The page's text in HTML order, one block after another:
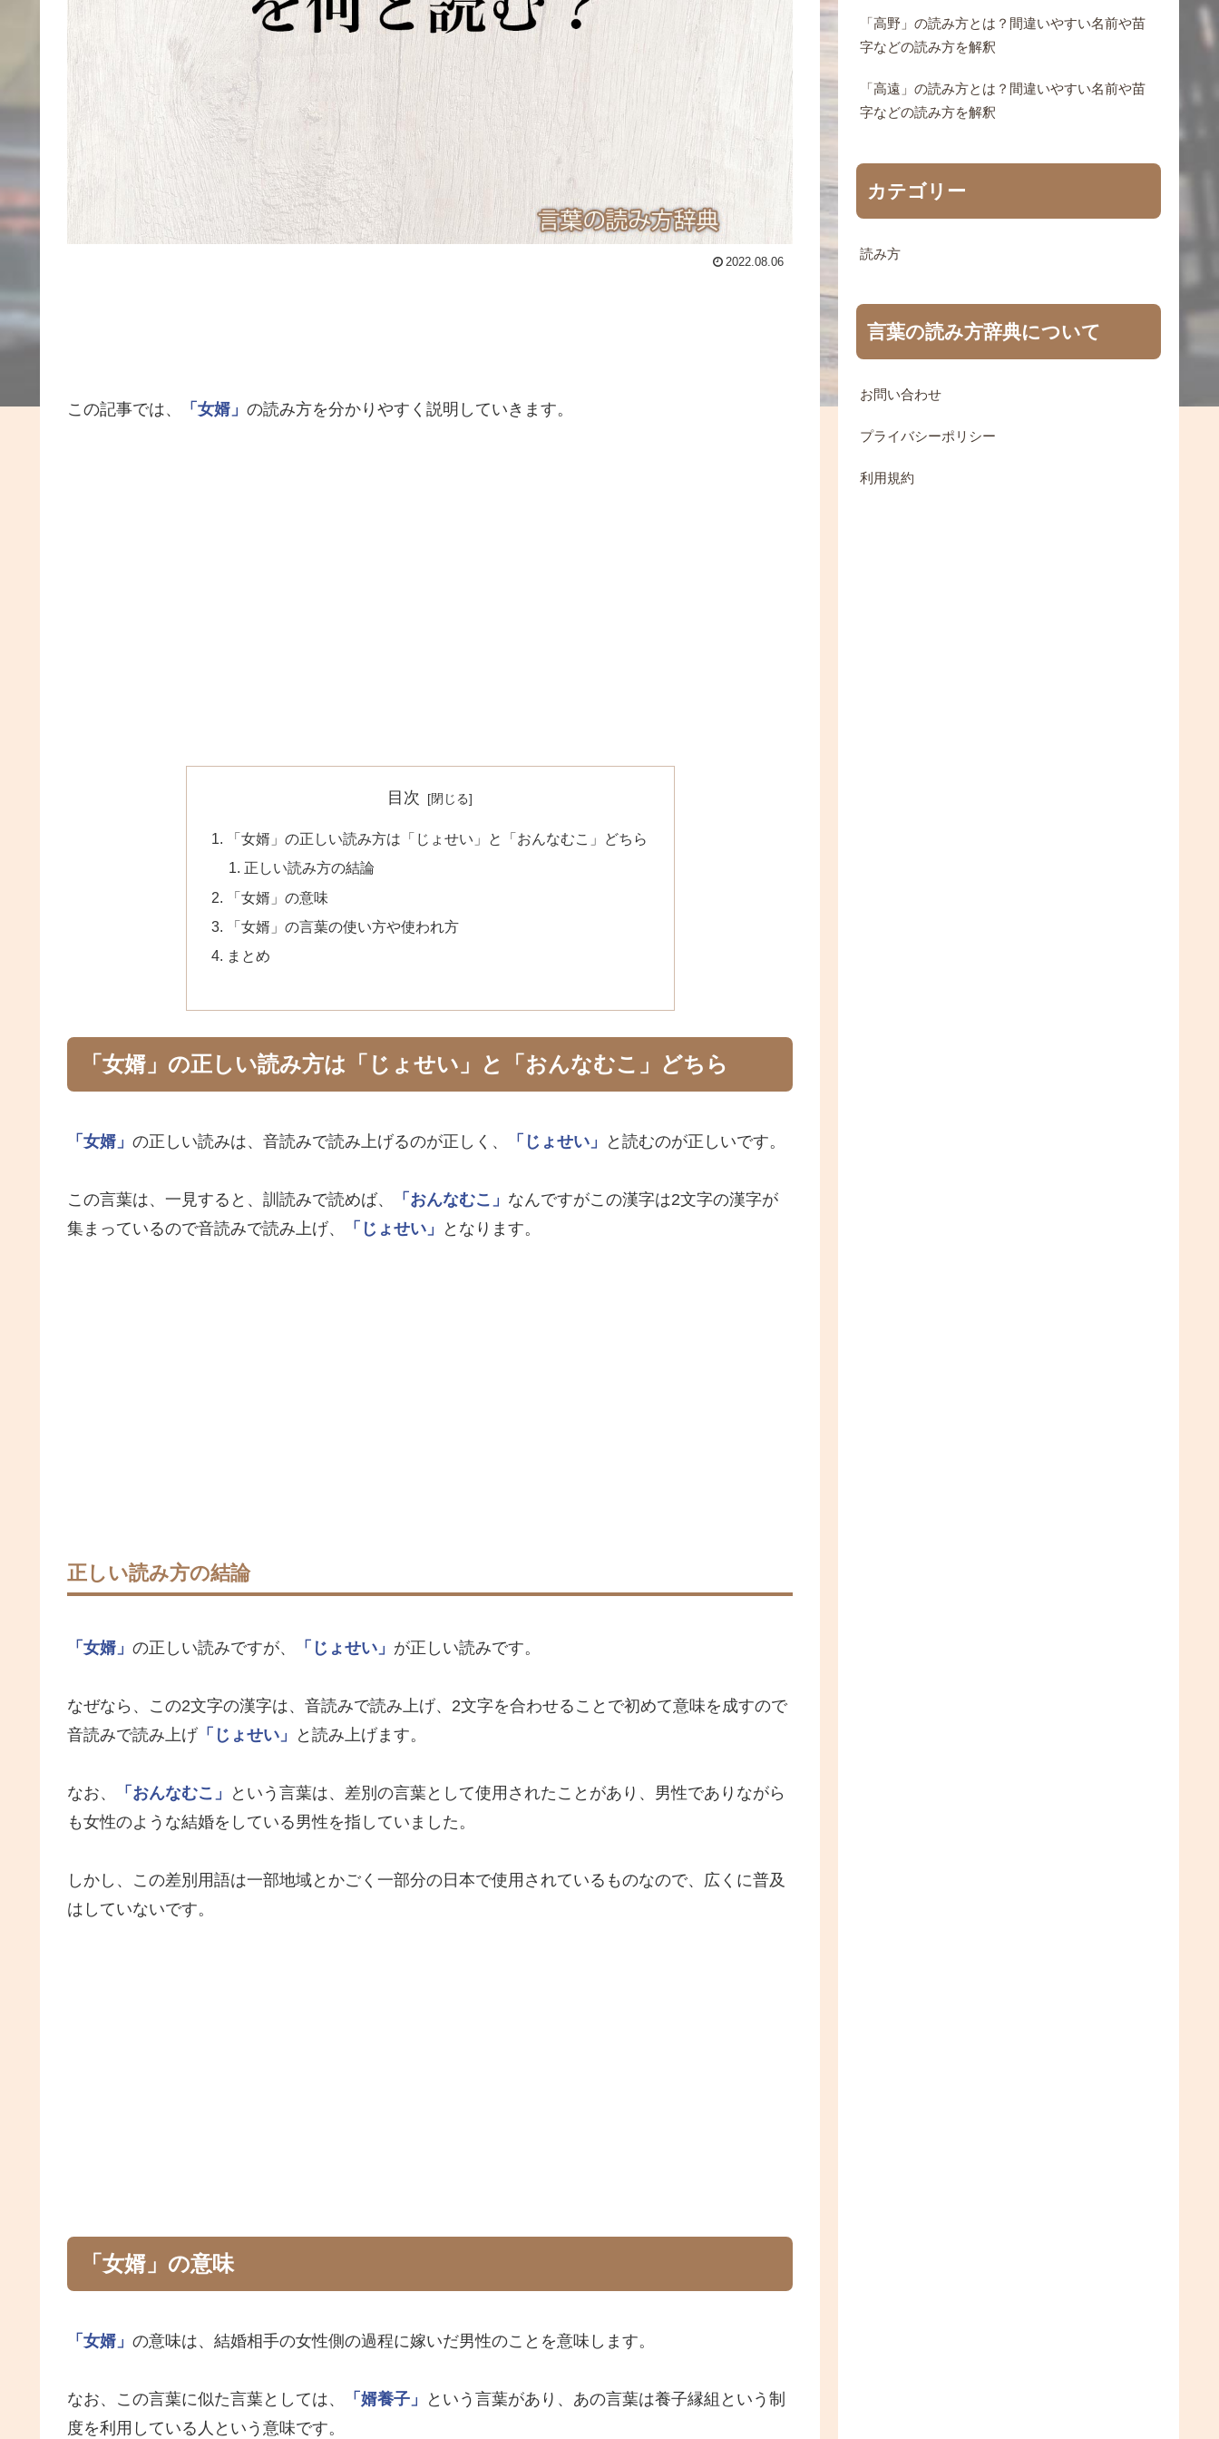
2022.08.06
この記事では、 「女婿」 の読み方を分かりやすく説明していきます。
目次
「女婿」の正しい読み方は「じょせい」と「おんなむこ」どちら
正しい読み方の結論
「女婿」の意味
「女婿」の言葉の使い方や使われ方
まとめ
「女婿」の正しい読み方は「じょせい」と「おんなむこ」どちら
「女婿」 の正しい読みは、音読みで読み上げるのが正しく、 「じょせい」 と読むのが正しいです。
この言葉は、一見すると、訓読みで読めば、 「おんなむこ」 なんですがこの漢字は2文字の漢字が
集まっているので音読みで読み上げ、
「じょせい」 となります。
正しい読み方の結論
「女婿」 の正しい読みですが、 「じょせい」 が正しい読みです。
なぜなら、この2文字の漢字は、音読みで読み上げ、2文字を合わせることで初めて意味を成すので
音読みで読み上げ 「じょせい」 と読み上げます。
なお、 「おんなむこ」
という言葉は、差別の言葉として使用されたことがあり、男性でありながら
も女性のような結婚をしている男性を指していました。
しかし、この差別用語は一部地域とかごく一部分の日本で使用されているものなので、広くに普及
はしていないです。
「女婿」の意味
「女婿」 の意味は、結婚相手の女性側の過程に嫁いだ男性のことを意味します。
なお、この言葉に似た言葉としては、 「婿養子」
という言葉があり、あの言葉は養子縁組という制
度を利用している人という意味です。
「高野」の読み方とは？間違いやすい名前や苗
字などの読み方を解釈
「高遠」の読み方とは？間違いやすい名前や苗
字などの読み方を解釈
カテゴリー
読み方
言葉の読み方辞典について
お問い合わせ
プライバシーポリシー
利用規約